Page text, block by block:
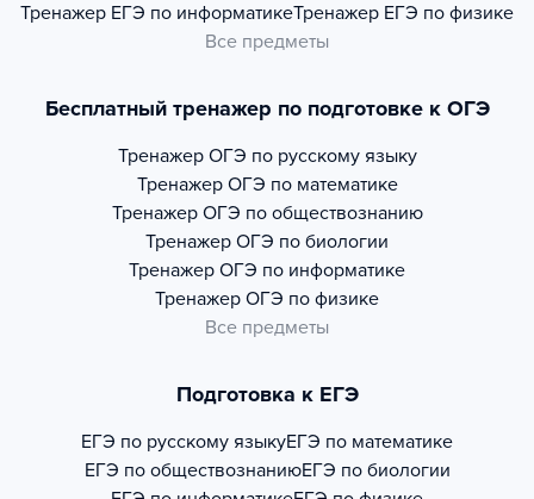
Тренажер ЕГЭ по информатикеТренажер ЕГЭ по физике
Все предметы
Бесплатный тренажер по подготовке к ОГЭ
Тренажер ОГЭ по русскому языку
Тренажер ОГЭ по математике
Тренажер ОГЭ по обществознанию
Тренажер ОГЭ по биологии
Тренажер ОГЭ по информатике
Тренажер ОГЭ по физике
Все предметы
Подготовка к ЕГЭ
ЕГЭ по русскому языкуЕГЭ по математике
ЕГЭ по обществознаниюЕГЭ по биологии